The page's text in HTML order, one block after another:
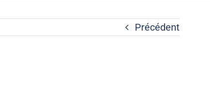
Précédent